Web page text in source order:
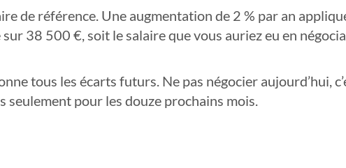
de référence. Une augmentation de 2 % par an
38 500 €, soit le salaire que vous auriez eu en
tous les écarts futurs. Ne pas négocier aujourd’hui,
pour les douze prochains mois.